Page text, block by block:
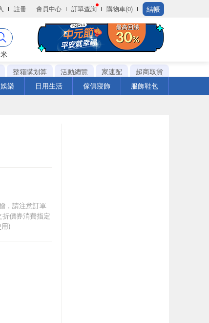
註冊 會員中心 訂單查詢 購物車(0) 結帳
米
整箱購划算 活動總覽 家速配
超商取貨
樂 日用生活 傢俱寢飾 服飾鞋包
，請注意訂單
價券消費指定
)